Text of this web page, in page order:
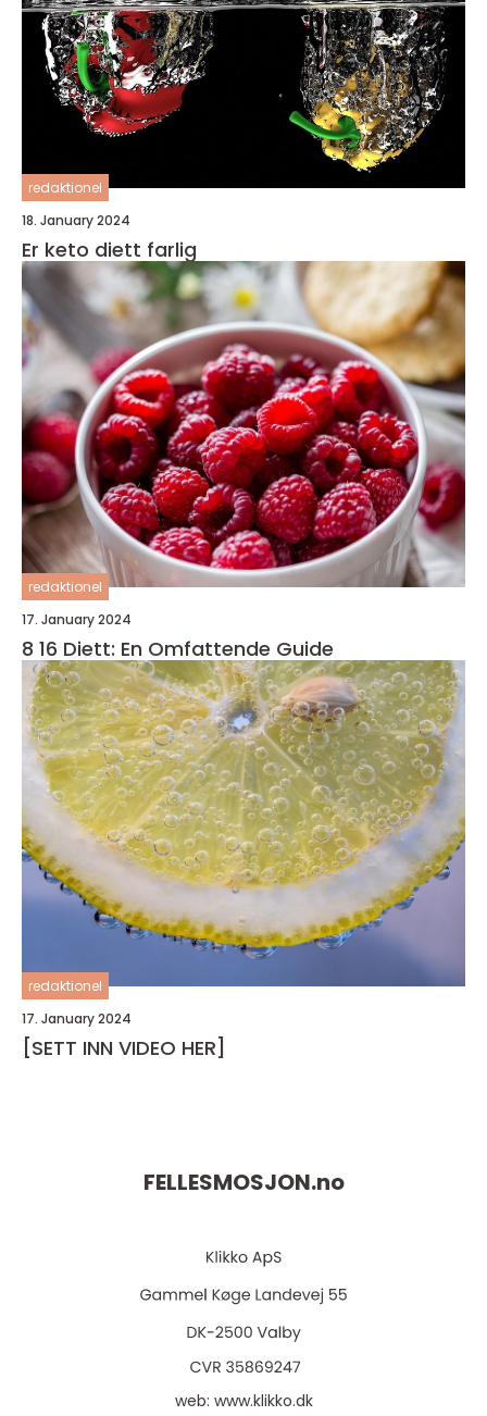
redaktionel
18. January 2024
Er keto diett farlig
redaktionel
17. January 2024
8 16 Diett: En Omfattende Guide
redaktionel
17. January 2024
[SETT INN VIDEO HER]
FELLESMOSJON.no
web: www.klikko.dk